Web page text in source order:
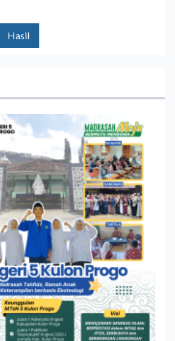
Hasil